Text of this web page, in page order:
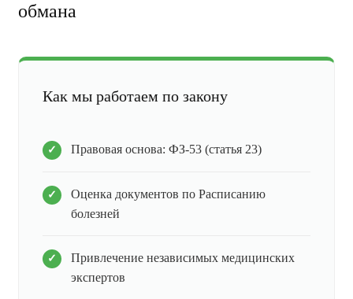
обмана
Как мы работаем по закону
Правовая основа: ФЗ-53 (статья 23)
Оценка документов по Расписанию
болезней
Привлечение независимых медицинских
экспертов